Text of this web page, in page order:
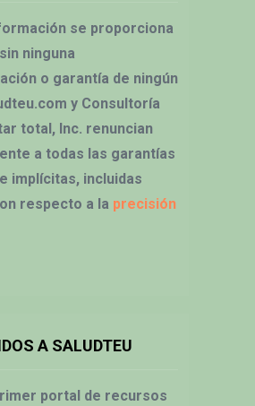
se proporciona
ninguna
o garantía de ningún
y Consultoría
total, Inc. renuncian
a todas las garantías
implícitas, incluidas
respecto a la precisión
A SALUDTEU
portal de recursos